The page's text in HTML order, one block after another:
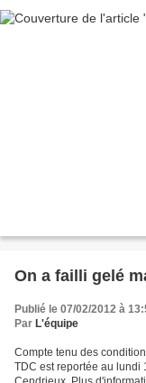
On a failli gelé
Publié le 07/02/2012 à
Par L'équipe
Compte tenu des
TDC est reportée au lundi